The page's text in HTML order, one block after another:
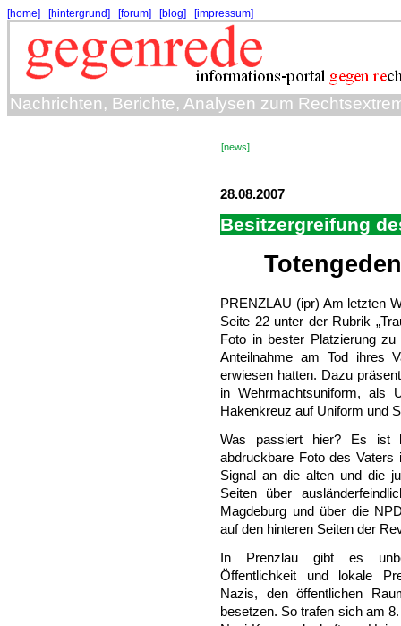
[home] [hintergrund] [forum] [blog] [impressum]
Nachrichten, Berichte, Analysen zum
[news]
28.08.2007
Besitzergreifung
PRENZLAU (ipr) Am letzten
Seite 22 unter der Rubrik
Foto in bester Platzierung
Anteilnahme am Tod ihres
erwiesen hatten. Dazu
in Wehrmachtsuniform, als
Hakenkreuz auf Uniform und
Was passiert hier? Es ist
abdruckbare Foto des
Signal an die alten und die
Seiten über
Magdeburg und über die
auf den hinteren Seiten der
In Prenzlau gibt es
Öffentlichkeit und lokale
Nazis, den öffentlichen
besetzen. So trafen sich am